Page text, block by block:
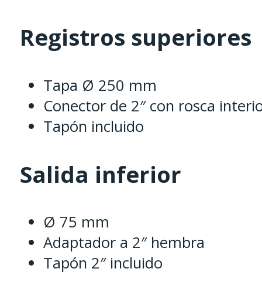
Registros superiores
Tapa Ø 250 mm
Conector de 2″ con rosca
Tapón incluido
Salida inferior
Ø 75 mm
Adaptador a 2″ hembra
Tapón 2″ incluido